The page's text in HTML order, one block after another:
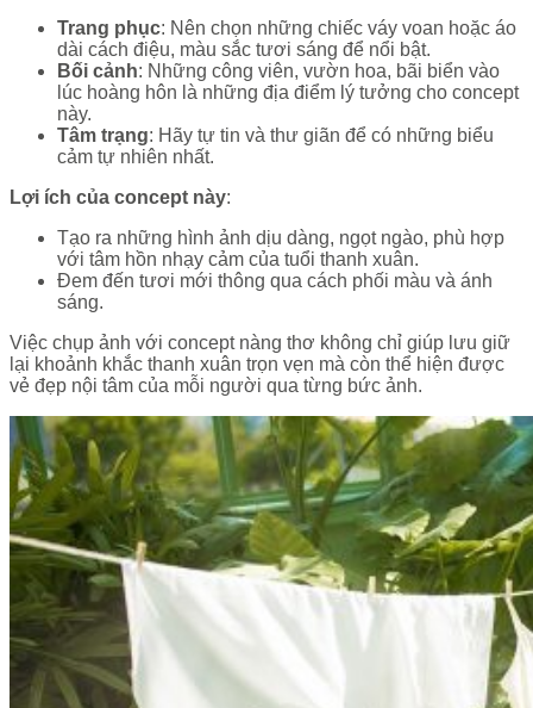
Trang phục: Nên chọn những chiếc váy voan hoặc áo
dài cách điệu, màu sắc tươi sáng để nổi bật.
Bối cảnh: Những công viên, vườn hoa, bãi biển vào
lúc hoàng hôn là những địa điểm lý tưởng cho concept
này.
Tâm trạng: Hãy tự tin và thư giãn để có những biểu
cảm tự nhiên nhất.
Lợi ích của concept này:
Tạo ra những hình ảnh dịu dàng, ngọt ngào, phù hợp
với tâm hồn nhạy cảm của tuổi thanh xuân.
Đem đến tươi mới thông qua cách phối màu và ánh
sáng.
Việc chụp ảnh với concept nàng thơ không chỉ giúp lưu giữ
lại khoảnh khắc thanh xuân trọn vẹn mà còn thể hiện được
vẻ đẹp nội tâm của mỗi người qua từng bức ảnh.